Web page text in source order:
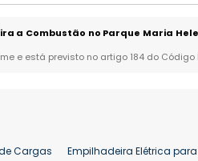
a Combustão no Parque Maria
e está previsto no artigo 184 do Código
Cargas Empilhadeira Elétrica